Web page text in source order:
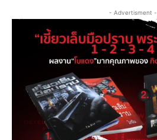
- Advertisment -